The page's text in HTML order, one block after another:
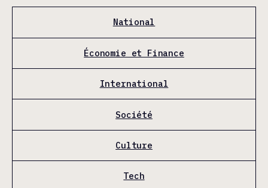
National
Économie et Finance
International
Société
Culture
Tech